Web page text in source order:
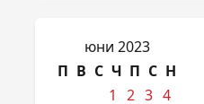
юни 2023
П В С Ч П С Н
1
2 3 4